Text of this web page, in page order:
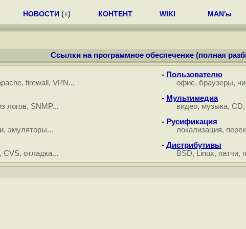
НОВОСТИ (+) КОНТЕНТ WIKI MAN'ы
Ссылки на программное обеспечение (полная
,firewall ,VPN...
- Пользователю
офис, браузеры,
логов, SNMP...
- Мультимедиа
видео, музыка,CD,
,эмуляторы...
- Русификация
локализация,
,CVS,отладка...
- Дистрибутивы
BSD, Linux, патчи,